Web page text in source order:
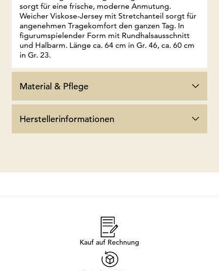
sorgt für eine frische, moderne Anmutung.
Weicher Viskose-Jersey mit Stretchanteil sorgt für
angenehmen Tragekomfort den ganzen Tag. In
figurumspielender Form mit Rundhalsausschnitt
und Halbarm. Länge ca. 64 cm in Gr. 46, ca. 60 cm
in Gr. 23.
Material & Pflege
Herstellerinformationen
Kauf auf Rechnung